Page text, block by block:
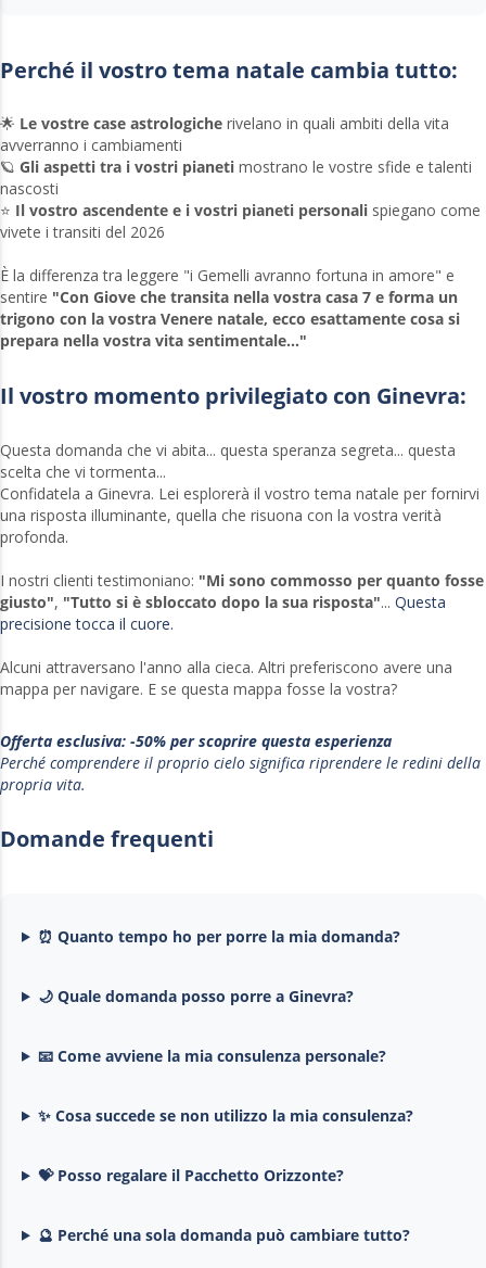
Perché il vostro tema natale cambia tutto:
🌟 Le vostre case astrologiche rivelano in quali ambiti della vita
avverranno i cambiamenti
🪐 Gli aspetti tra i vostri pianeti mostrano le vostre sfide e talenti
nascosti
⭐ Il vostro ascendente e i vostri pianeti personali spiegano come
vivete i transiti del 2026
È la differenza tra leggere "i Gemelli avranno fortuna in amore" e
sentire "Con Giove che transita nella vostra casa 7 e forma un
trigono con la vostra Venere natale, ecco esattamente cosa si
prepara nella vostra vita sentimentale..."
Il vostro momento privilegiato con Ginevra:
Questa domanda che vi abita... questa speranza segreta... questa
scelta che vi tormenta...
Confidatela a Ginevra. Lei esplorerà il vostro tema natale per fornirvi
una risposta illuminante, quella che risuona con la vostra verità
profonda.
I nostri clienti testimoniano: "Mi sono commosso per quanto fosse
giusto", "Tutto si è sbloccato dopo la sua risposta"... Questa
precisione tocca il cuore.
Alcuni attraversano l'anno alla cieca. Altri preferiscono avere una
mappa per navigare. E se questa mappa fosse la vostra?
Offerta esclusiva: -50% per scoprire questa esperienza
Perché comprendere il proprio cielo significa riprendere le redini della
propria vita.
Domande frequenti
⏰ Quanto tempo ho per porre la mia domanda?
🌙 Quale domanda posso porre a Ginevra?
📧 Come avviene la mia consulenza personale?
✨ Cosa succede se non utilizzo la mia consulenza?
💝 Posso regalare il Pacchetto Orizzonte?
🔮 Perché una sola domanda può cambiare tutto?